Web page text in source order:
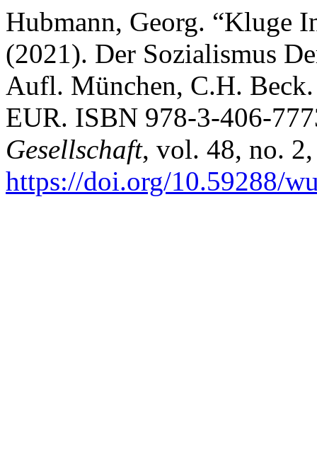
Hubmann, Georg. “Kluge
(2021). Der Sozialismus
Aufl. München, C.H. Beck.
EUR. ISBN 978-3-406-
Gesellschaft, vol. 48, no.
https://doi.org/10.59288/